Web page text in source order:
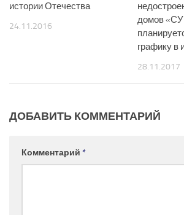
истории Отечества
24.11.2016
домов
графику в
28.11.2017
ДОБАВИТЬ КОММЕНТАРИЙ
Комментарий *